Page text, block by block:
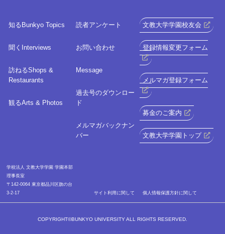
知る Bunkyo Topics
聞く Interviews
訪ねるShops &
Restaurants
観るArts & Photos
読者アンケート
お問い合わせ
Message
過去号のダウンロー
ド
メルマガバックナン
バー
文教大学学園校友会
登録情報変更フォーム
メルマガ登録フォーム
募金のご案内
文教大学学園トップ
学校法人 文教大学学園 学園本部
理事長室
〒142-0064 東京都品川区旗の台
3-2-17
サイト利⽤に関して 個人情報保護方針に関して
COPYRIGHT©BUNKYO UNIVERSITY ALL RIGHTS RESERVED.